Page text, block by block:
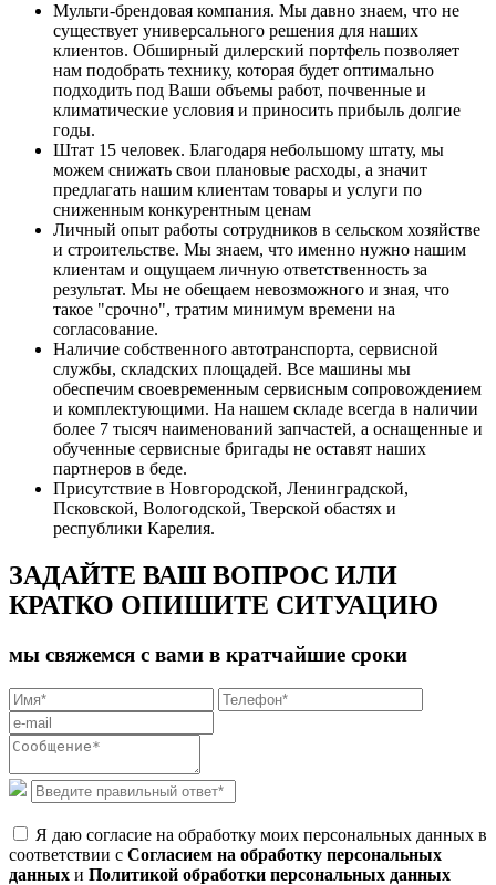
Мульти-брендовая компания. Мы давно знаем, что не
существует универсального решения для наших
клиентов. Обширный дилерский портфель позволяет
нам подобрать технику, которая будет оптимально
подходить под Ваши объемы работ, почвенные и
климатические условия и приносить прибыль долгие
годы.
Штат 15 человек. Благодаря небольшому штату, мы
можем снижать свои плановые расходы, а значит
предлагать нашим клиентам товары и услуги по
сниженным конкурентным ценам
Личный опыт работы сотрудников в сельском хозяйстве
и строительстве. Мы знаем, что именно нужно нашим
клиентам и ощущаем личную ответственность за
результат. Мы не обещаем невозможного и зная, что
такое "срочно", тратим минимум времени на
согласование.
Наличие собственного автотранспорта, сервисной
службы, складских площадей. Все машины мы
обеспечим своевременным сервисным сопровождением
и комплектующими. На нашем складе всегда в наличии
более 7 тысяч наименований запчастей, а оснащенные и
обученные сервисные бригады не оставят наших
партнеров в беде.
Присутствие в Новгородской, Ленинградской,
Псковской, Вологодской, Тверской обастях и
республики Карелия.
ЗАДАЙТЕ ВАШ ВОПРОС ИЛИ
КРАТКО ОПИШИТЕ СИТУАЦИЮ
мы свяжемся с вами в кратчайшие сроки
Я даю согласие на обработку моих персональных данных в
соответствии с Согласием на обработку персональных
данных и Политикой обработки персональных данных